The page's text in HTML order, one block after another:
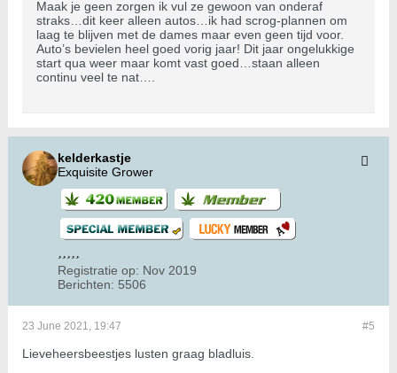
Maak je geen zorgen ik vul ze gewoon van onderaf
straks…dit keer alleen autos…ik had scrog-plannen om
laag te blijven met de dames maar even geen tijd voor.
Auto’s bevielen heel goed vorig jaar! Dit jaar ongelukkige
start qua weer maar komt vast goed…staan alleen
continu veel te nat….
kelderkastje
Exquisite Grower
Registratie op: Nov 2019
Berichten: 5506
#5
23 June 2021, 19:47
Lieveheersbeestjes lusten graag bladluis.